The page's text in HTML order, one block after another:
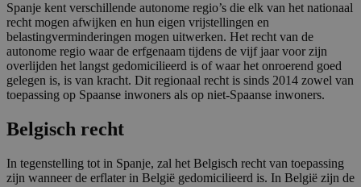
Spanje kent verschillende autonome regio’s die elk van het nationaal
recht mogen afwijken en hun eigen vrijstellingen en
belastingverminderingen mogen uitwerken. Het recht van de
autonome regio waar de erfgenaam tijdens de vijf jaar voor zijn
overlijden het langst gedomicilieerd is of waar het onroerend goed
gelegen is, is van kracht. Dit regionaal recht is sinds 2014 zowel van
toepassing op Spaanse inwoners als op niet-Spaanse inwoners.
Belgisch recht
In tegenstelling tot in Spanje, zal het Belgisch recht van toepassing
zijn wanneer de erflater in België gedomicilieerd is. In België zijn de